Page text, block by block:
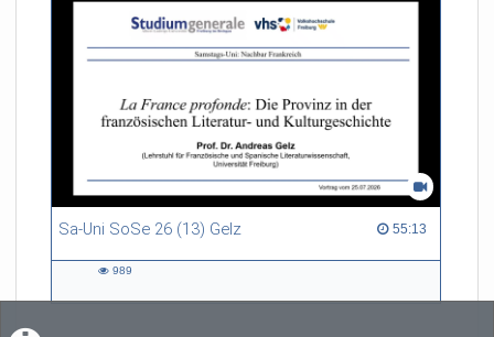
Sa-Uni SoSe 26 (13) Gelz 55:13
55:13 duration
989